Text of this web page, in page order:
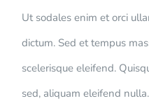
Ut sodales enim et orci
dictum. Sed et tempus
scelerisque eleifend.
sed, aliquam eleifend